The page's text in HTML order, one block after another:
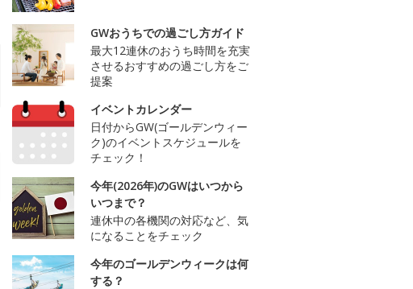
GWおうちでの過ごし方ガイド
最大12連休のおうち時間を充実
させるおすすめの過ごし方をご
提案
イベントカレンダー
日付からGW(ゴールデンウィー
ク)のイベントスケジュールを
チェック！
今年(2026年)のGWはいつから
いつまで？
連休中の各機関の対応など、気
になることをチェック
今年のゴールデンウィークは何
する？